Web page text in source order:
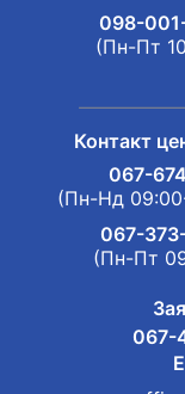
098-
(Пн-Пт
Контакт
067-
(Пн-Нд
067-
(Пн-Пт
067-